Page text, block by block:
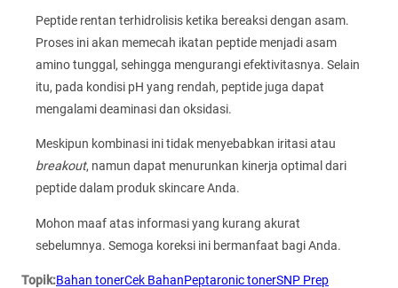
Peptide rentan terhidrolisis ketika bereaksi dengan asam.
Proses ini akan memecah ikatan peptide menjadi asam
amino tunggal, sehingga mengurangi efektivitasnya. Selain
itu, pada kondisi pH yang rendah, peptide juga dapat
mengalami deaminasi dan oksidasi.
Meskipun kombinasi ini tidak menyebabkan iritasi atau
breakout, namun dapat menurunkan kinerja optimal dari
peptide dalam produk skincare Anda.
Mohon maaf atas informasi yang kurang akurat
sebelumnya. Semoga koreksi ini bermanfaat bagi Anda.
Topik:Bahan tonerCek BahanPeptaronic tonerSNP Prep